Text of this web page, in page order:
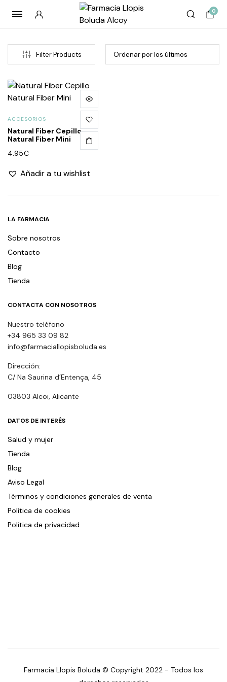
0
Filter Products
ACCESORIOS
Natural Fiber Cepillo
Natural Fiber Mini
4.95€
Añadir a tu wishlist
LA FARMACIA
Sobre nosotros
Contacto
Blog
Tienda
CONTACTA CON NOSOTROS
Nuestro teléfono
+34 965 33 09 82
info@farmaciallopisboluda.es
Dirección:
C/ Na Saurina d’Entença, 45
03803 Alcoi, Alicante
DATOS DE INTERÉS
Salud y mujer
Tienda
Blog
Aviso Legal
Términos y condiciones generales de venta
Política de cookies
Política de privacidad
Farmacia Llopis Boluda © Copyright 2022 - Todos los